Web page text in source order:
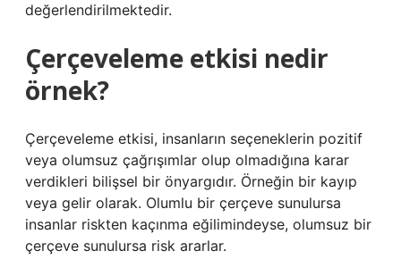
değerlendirilmektedir.
Çerçeveleme etkisi nedir
örnek?
Çerçeveleme etkisi, insanların seçeneklerin pozitif
veya olumsuz çağrışımlar olup olmadığına karar
verdikleri bilişsel bir önyargıdır. Örneğin bir kayıp
veya gelir olarak. Olumlu bir çerçeve sunulursa
insanlar riskten kaçınma eğilimindeyse, olumsuz bir
çerçeve sunulursa risk ararlar.